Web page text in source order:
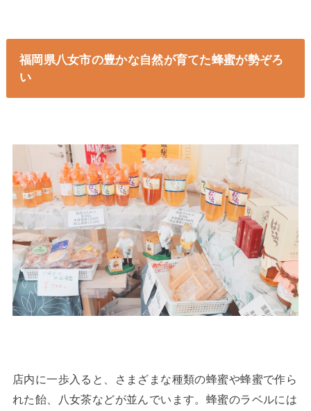
福岡県八女市の豊かな自然が育てた蜂蜜が勢ぞろ
い
店内に一歩入ると、さまざまな種類の蜂蜜や蜂蜜で作ら
れた飴、八女茶などが並んでいます。蜂蜜のラベルには